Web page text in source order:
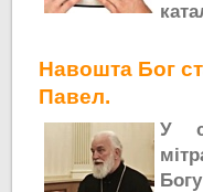
Навошта Бог
Павел.
У